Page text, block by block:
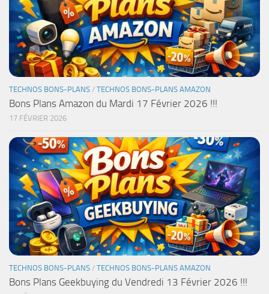
TECHNOS BONS-PLANS / TECHNOS BONS-PLANS AMAZON
Bons Plans Amazon du Mardi 17 Février 2026 !!!
17 FÉVRIER 2026
TECHNOS BONS-PLANS / TECHNOS BONS-PLANS AMAZON
Bons Plans Geekbuying du Vendredi 13 Février 2026 !!!